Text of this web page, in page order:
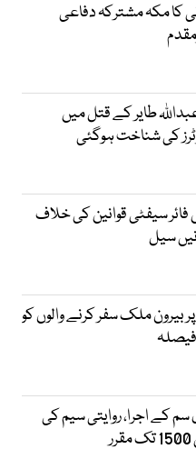
کا مکہ مشترکہ دفاعی
طایر کے قتل میں
کی شناخت ہوگئی
سیفٹی قوانین کی خلاف
بیرون ملک سفر کرنے والوں کو
کے اجرا، روایتی سیم کی